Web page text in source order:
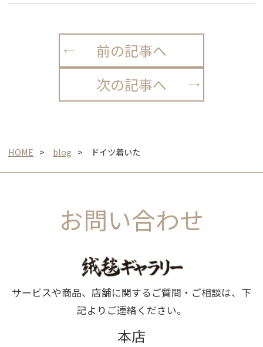
前の記事へ
次の記事へ
HOME blog ドイツ着いた
お問い合わせ
サービスや商品、店舗に関するご質問・ご相談は、下
記よりご連絡ください。
本店